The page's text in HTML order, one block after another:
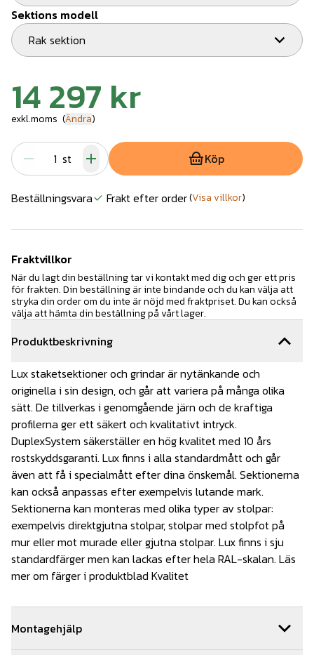
Produktbeskrivning
Lux staketsektioner och grindar är nytänkande och
originella i sin design, och går att variera på många olika
sätt. De tillverkas i genomgående järn och de kraftiga
profilerna ger ett säkert och kvalitativt intryck.
DuplexSystem säkerställer en hög kvalitet med 10 års
rostskyddsgaranti. Lux finns i alla standardmått och går
även att få i specialmått efter dina önskemål. Sektionerna
kan också anpassas efter exempelvis lutande mark.
Sektionerna kan monteras med olika typer av stolpar:
exempelvis direktgjutna stolpar, stolpar med stolpfot på
mur eller mot murade eller gjutna stolpar. Lux finns i sju
standardfärger men kan lackas efter hela RAL-skalan. Läs
mer om färger i produktblad Kvalitet
Montagehjälp
Sektions modell
Rak sektion
14 297 kr
exkl.moms (Ändra)
st Köp
Beställningsvara Frakt efter order(Visa villkor)
Fraktvillkor
När du lagt din beställning tar vi kontakt med dig och ger ett pris
för frakten. Din beställning är inte bindande och du kan välja att
stryka din order om du inte är nöjd med fraktpriset. Du kan också
välja att hämta din beställning på vårt lager.